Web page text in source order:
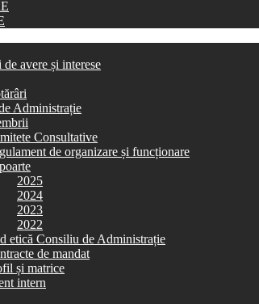
avere și interese
Administrație
Consultative
de organizare și funcționare
2025
2024
2023
2022
etică Consiliu de Administrație
de mandat
și matrice
intern